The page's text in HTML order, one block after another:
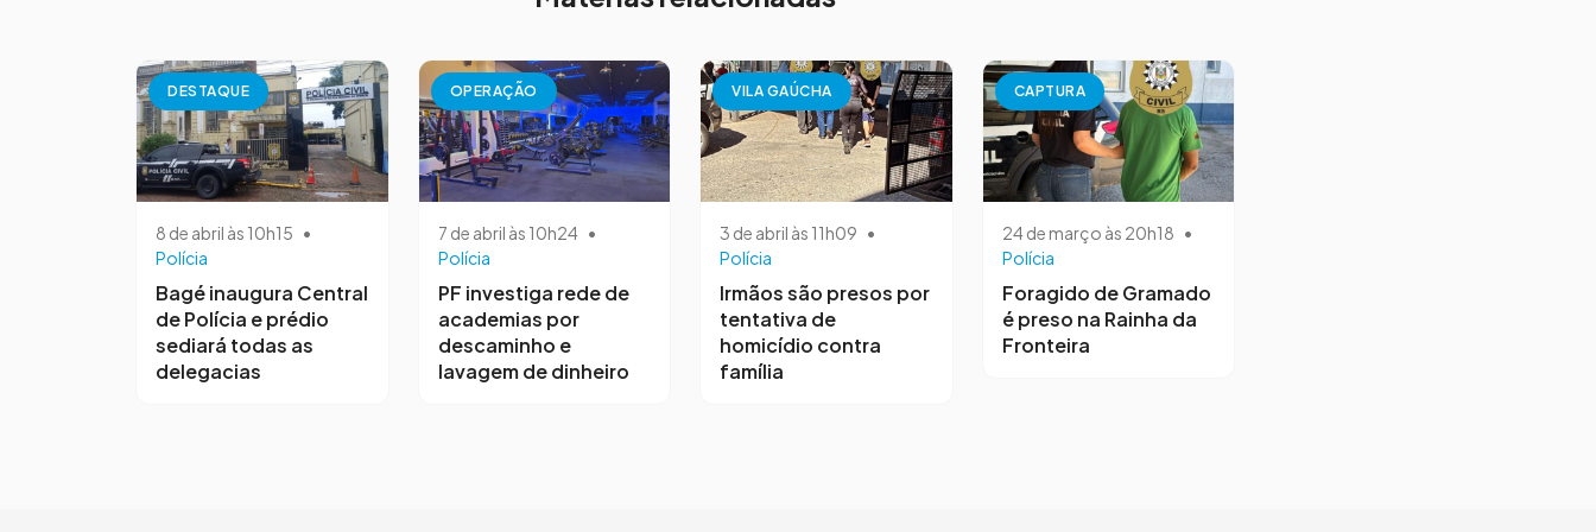
DESTAQUE
8 de abril às 10h15 •
Polícia
Bagé inaugura Central
de Polícia e prédio
sediará todas as
delegacias
OPERAÇÃO
7 de abril às 10h24 •
Polícia
PF investiga rede de
academias por
descaminho e
lavagem de dinheiro
VILA GAÚCHA
3 de abril às 11h09 •
Polícia
Irmãos são presos por
tentativa de
homicídio contra
família
CAPTURA
24 de março às 20h18 •
Polícia
Foragido de Gramado
é preso na Rainha da
Fronteira